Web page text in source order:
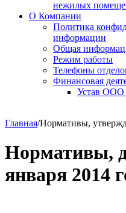
нежилых
О Компании
Политика
информации
Общая
Режим работы
Телефоны
Финансовая
Устав
Главная/Нормативы,
Нормативы,
января 2014